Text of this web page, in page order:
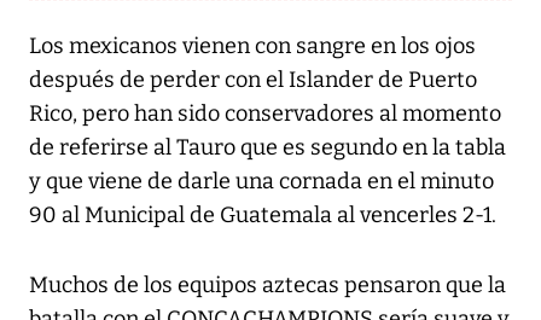
Los mexicanos vienen con sangre en los ojos
después de perder con el Islander de Puerto
Rico, pero han sido conservadores al momento
de referirse al Tauro que es segundo en la tabla
y que viene de darle una cornada en el minuto
90 al Municipal de Guatemala al vencerles 2-1.
Muchos de los equipos aztecas pensaron que la